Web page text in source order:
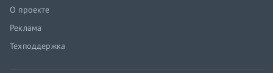
О проекте
Реклама
Техподдержка